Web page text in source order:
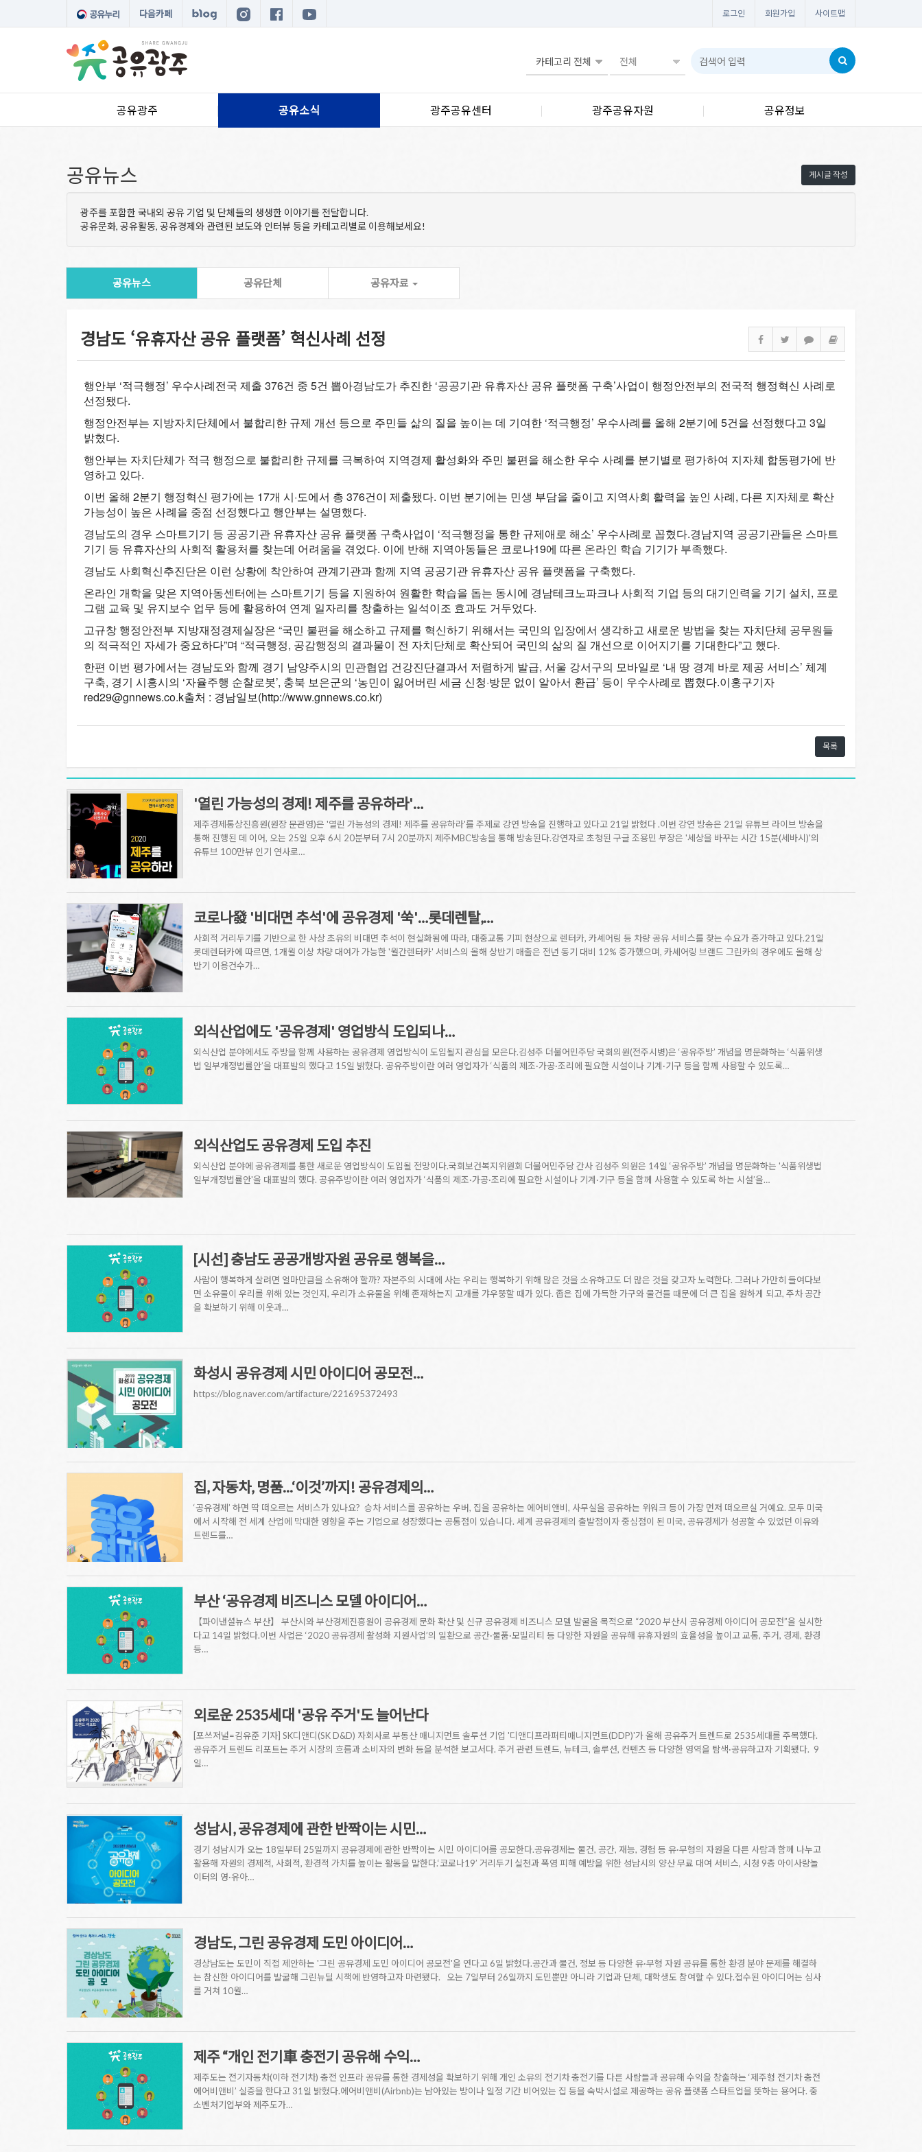
다음카페 로그인 회원가입 사이트맵
공유광주 공유소식 광주공유센터 광주공유자원 공유정보
게시글 작성
공유뉴스
광주를 포함한 국내외 공유 기업 및 단체들의 생생한 이야기를 전달합니다.
공유문화, 공유활동, 공유경제와 관련된 보도와 인터뷰 등을 카테고리별로 이용해보세요!
공유뉴스 공유단체 공유자료
경남도 ‘유휴자산 공유 플랫폼’ 혁신사례 선정
행안부 ‘적극행정’ 우수사례전국 제출 376건 중 5건 뽑아경남도가 추진한 ‘공공기관 유휴자산 공유 플랫폼 구축’사업이 행정안전부의 전국적 행정혁신 사례로
선정됐다.
행정안전부는 지방자치단체에서 불합리한 규제 개선 등으로 주민들 삶의 질을 높이는 데 기여한 ‘적극행정’ 우수사례를 올해 2분기에 5건을 선정했다고 3일
밝혔다.
행안부는 자치단체가 적극 행정으로 불합리한 규제를 극복하여 지역경제 활성화와 주민 불편을 해소한 우수 사례를 분기별로 평가하여 지자체 합동평가에 반
영하고 있다.
이번 올해 2분기 행정혁신 평가에는 17개 시·도에서 총 376건이 제출됐다. 이번 분기에는 민생 부담을 줄이고 지역사회 활력을 높인 사례, 다른 지자체로 확산
가능성이 높은 사례을 중점 선정했다고 행안부는 설명했다.
경남도의 경우 스마트기기 등 공공기관 유휴자산 공유 플랫폼 구축사업이 ‘적극행정을 통한 규제애로 해소’ 우수사례로 꼽혔다.경남지역 공공기관들은 스마트
기기 등 유휴자산의 사회적 활용처를 찾는데 어려움을 겪었다. 이에 반해 지역아동들은 코로나19에 따른 온라인 학습 기기가 부족했다.
경남도 사회혁신추진단은 이런 상황에 착안하여 관계기관과 함께 지역 공공기관 유휴자산 공유 플랫폼을 구축했다.
온라인 개학을 맞은 지역아동센터에는 스마트기기 등을 지원하여 원활한 학습을 돕는 동시에 경남테크노파크나 사회적 기업 등의 대기인력을 기기 설치, 프로
그램 교육 및 유지보수 업무 등에 활용하여 연계 일자리를 창출하는 일석이조 효과도 거두었다.
고규창 행정안전부 지방재정경제실장은 “국민 불편을 해소하고 규제를 혁신하기 위해서는 국민의 입장에서 생각하고 새로운 방법을 찾는 자치단체 공무원들
의 적극적인 자세가 중요하다”며 “적극행정, 공감행정의 결과물이 전 자치단체로 확산되어 국민의 삶의 질 개선으로 이어지기를 기대한다”고 했다.
한편 이번 평가에서는 경남도와 함께 경기 남양주시의 민관협업 건강진단결과서 저렴하게 발급, 서울 강서구의 모바일로 ‘내 땅 경계 바로 제공 서비스’ 체계
구축, 경기 시흥시의 ‘자율주행 순찰로봇’, 충북 보은군의 ‘농민이 잃어버린 세금 신청·방문 없이 알아서 환급’ 등이 우수사례로 뽑혔다.이홍구기자
red29@gnnews.co.k출처 : 경남일보(http://www.gnnews.co.kr)
목록
'열린 가능성의 경제! 제주를 공유하라'…
제주경제통상진흥원(원장 문관영)은 '열린 가능성의 경제! 제주를 공유하라'를 주제로 강연 방송을 진행하고 있다고 21일 밝혔다 .이번 강연 방송은 21일 유튜브 라이브 방송을
통해 진행된 데 이어, 오는 25일 오후 6시 20분부터 7시 20분까지 제주MBC방송을 통해 방송된다.강연자로 초청된 구글 조용민 부장은 '세상을 바꾸는 시간 15분(세바시)'의
유튜브 100만뷰 인기 연사로…
코로나發 '비대면 추석'에 공유경제 '쑥'…롯데렌탈,…
사회적 거리두기를 기반으로 한 사상 초유의 비대면 추석이 현실화됨에 따라, 대중교통 기피 현상으로 렌터카, 카셰어링 등 차량 공유 서비스를 찾는 수요가 증가하고 있다.21일
롯데렌터카에 따르면, 1개월 이상 차량 대여가 가능한 '월간렌터카' 서비스의 올해 상반기 매출은 전년 동기 대비 12% 증가했으며, 카셰어링 브랜드 그린카의 경우에도 올해 상
반기 이용건수가…
외식산업에도 '공유경제' 영업방식 도입되나…
외식산업 분야에서도 주방을 함께 사용하는 공유경제 영업방식이 도입될지 관심을 모은다.김성주 더불어민주당 국회의원(전주시병)은 ‘공유주방’ 개념을 명문화하는 ‘식품위생
법 일부개정법률안’을 대표발의 했다고 15일 밝혔다. 공유주방이란 여러 영업자가 ‘식품의 제조·가공·조리에 필요한 시설이나 기계·기구 등을 함께 사용할 수 있도록…
외식산업도 공유경제 도입 추진
외식산업 분야에 공유경제를 통한 새로운 영업방식이 도입될 전망이다.국회보건복지위원회 더불어민주당 간사 김성주 의원은 14일 ‘공유주방’ 개념을 명문화하는 '식품위생법
일부개정법률안'을 대표발의 했다. 공유주방이란 여러 영업자가 ‘식품의 제조·가공·조리에 필요한 시설이나 기계·기구 등을 함께 사용할 수 있도록 하는 시설’을…
[시선] 충남도 공공개방자원 공유로 행복을…
사람이 행복하게 살려면 얼마만큼을 소유해야 할까? 자본주의 시대에 사는 우리는 행복하기 위해 많은 것을 소유하고도 더 많은 것을 갖고자 노력한다. 그러나 가만히 들여다보
면 소유물이 우리를 위해 있는 것인지, 우리가 소유물을 위해 존재하는지 고개를 갸우뚱할 때가 있다. 좁은 집에 가득한 가구와 물건들 때문에 더 큰 집을 원하게 되고, 주차 공간
을 확보하기 위해 이웃과…
화성시 공유경제 시민 아이디어 공모전…
https://blog.naver.com/artifacture/221695372493
집, 자동차, 명품...‘이것’까지! 공유경제의…
‘공유경제’ 하면 딱 떠오르는 서비스가 있나요? ​ 승차 서비스를 공유하는 우버, 집을 공유하는 에어비앤비, 사무실을 공유하는 위워크 등이 가장 먼저 떠오르실 거예요. 모두 미국
에서 시작해 전 세계 산업에 막대한 영향을 주는 기업으로 성장했다는 공통점이 있습니다. 세계 공유경제의 출발점이자 중심점이 된 미국, 공유경제가 성공할 수 있었던 이유와
트렌드를…
부산 ‘공유경제 비즈니스 모델 아이디어…
【파이낸셜뉴스 부산】 부산시와 부산경제진흥원이 공유경제 문화 확산 및 신규 공유경제 비즈니스 모델 발굴을 목적으로 “2020 부산시 공유경제 아이디어 공모전”을 실시한
다고 14일 밝혔다.이번 사업은 ‘2020 공유경제 활성화 지원사업’의 일환으로 공간·물품·모빌리티 등 다양한 자원을 공유해 유휴자원의 효율성을 높이고 교통, 주거, 경제, 환경
등…
외로운 2535세대 '공유 주거'도 늘어난다
[포쓰저널=김유준 기자] SK디앤디(SK D&D) 자회사로 부동산 매니지먼트 솔루션 기업 '디앤디프라퍼티매니지먼트(DDP)'가 올해 공유주거 트렌드로 2535세대를 주목했다.
공유주거 트렌드 리포트는 주거 시장의 흐름과 소비자의 변화 등을 분석한 보고서다. 주거 관련 트렌드, 뉴테크, 솔루션, 컨텐츠 등 다양한 영역을 탐색·공유하고자 기획됐다. 9
일…
성남시, 공유경제에 관한 반짝이는 시민…
경기 성남시가 오는 18일부터 25일까지 공유경제에 관한 반짝이는 시민 아이디어를 공모한다.공유경제는 물건, 공간, 재능, 경험 등 유·무형의 자원을 다른 사람과 함께 나누고
활용해 자원의 경제적, 사회적, 환경적 가치를 높이는 활동을 말한다.‘코로나19’ 거리두기 실천과 폭염 피해 예방을 위한 성남시의 양산 무료 대여 서비스, 시청 9층 아이사랑놀
이터의 영·유아…
경남도, 그린 공유경제 도민 아이디어…
경상남도는 도민이 직접 제안하는 '그린 공유경제 도민 아이디어 공모전'을 연다고 6일 밝혔다.공간과 물건, 정보 등 다양한 유·무형 자원 공유를 통한 환경 분야 문제를 해결하
는 참신한 아이디어를 발굴해 그린뉴딜 시책에 반영하고자 마련됐다. 오는 7일부터 26일까지 도민뿐만 아니라 기업과 단체, 대학생도 참여할 수 있다.접수된 아이디어는 심사
를 거쳐 10월…
제주 “개인 전기車 충전기 공유해 수익…
제주도는 전기자동차(이하 전기차) 충전 인프라 공유를 통한 경제성을 확보하기 위해 개인 소유의 전기차 충전기를 다른 사람들과 공유해 수익을 창출하는 ‘제주형 전기차 충전
에어비앤비’ 실증을 한다고 31일 밝혔다.에어비앤비(Airbnb)는 남아있는 방이나 일정 기간 비어있는 집 등을 숙박시설로 제공하는 공유 플랫폼 스타트업을 뜻하는 용어다. 중
소벤처기업부와 제주도가…